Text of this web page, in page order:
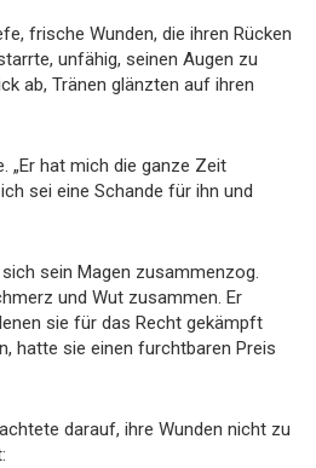
frische Wunden, die ihren Rücken
unfähig, seinen Augen zu
ab, Tränen glänzten auf ihren
„Er hat mich die ganze Zeit
sei eine Schande für ihn und
sein Magen zusammenzog.
und Wut zusammen. Er
sie für das Recht gekämpft
hatte sie einen furchtbaren Preis
darauf, ihre Wunden nicht zu